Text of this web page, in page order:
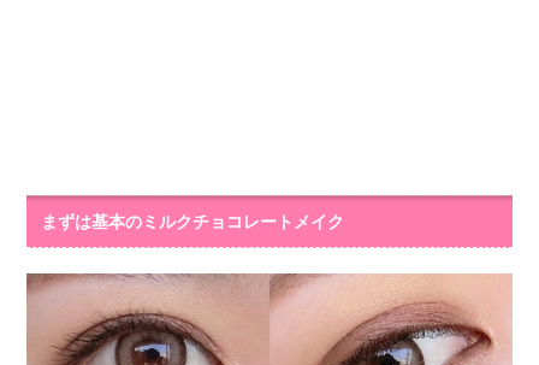
まずは基本のミルクチョコレートメイク